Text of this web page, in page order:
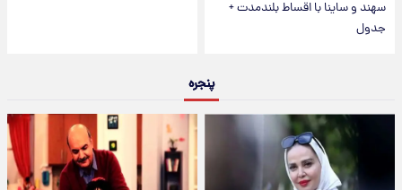
سهند و ساینا با اقساط بلندمدت +
جدول
پنجره